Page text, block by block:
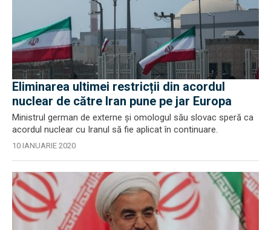
Eliminarea ultimei restricții din acordul
nuclear de către Iran pune pe jar Europa
Ministrul german de externe și omologul său slovac speră ca
acordul nuclear cu Iranul să fie aplicat în continuare.
10 IANUARIE 2020